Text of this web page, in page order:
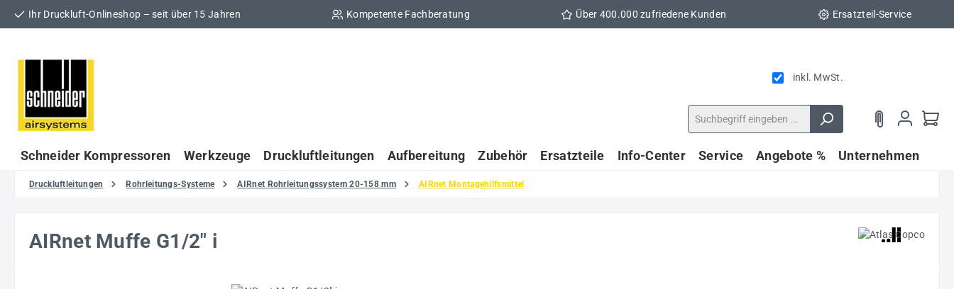
Hauptinhalt springen
Zur Suche springen
Zur Hauptnavigation springen
Ihr Druckluft-Onlineshop – seit über 15 Jahren Kompetente Fachberatung Über 400.000 zufriedene Kunden Ersatzteil-Service
inkl. MwSt.
Schneider Kompressoren Werkzeuge Druckluftleitungen Aufbereitung Zubehör Ersatzteile Info-Center Service Angebote % Unternehmen
Druckluftleitungen Rohrleitungs-Systeme AIRnet Rohrleitungssystem 20-158 mm AIRnet Montagehilfsmittel
AIRnet Muffe G1/2" i